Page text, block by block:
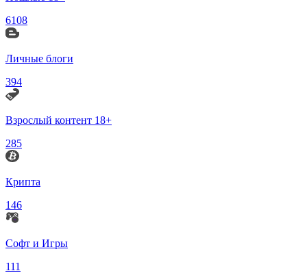
6108
Личные блоги
394
Взрослый контент 18+
285
Крипта
146
Софт и Игры
111